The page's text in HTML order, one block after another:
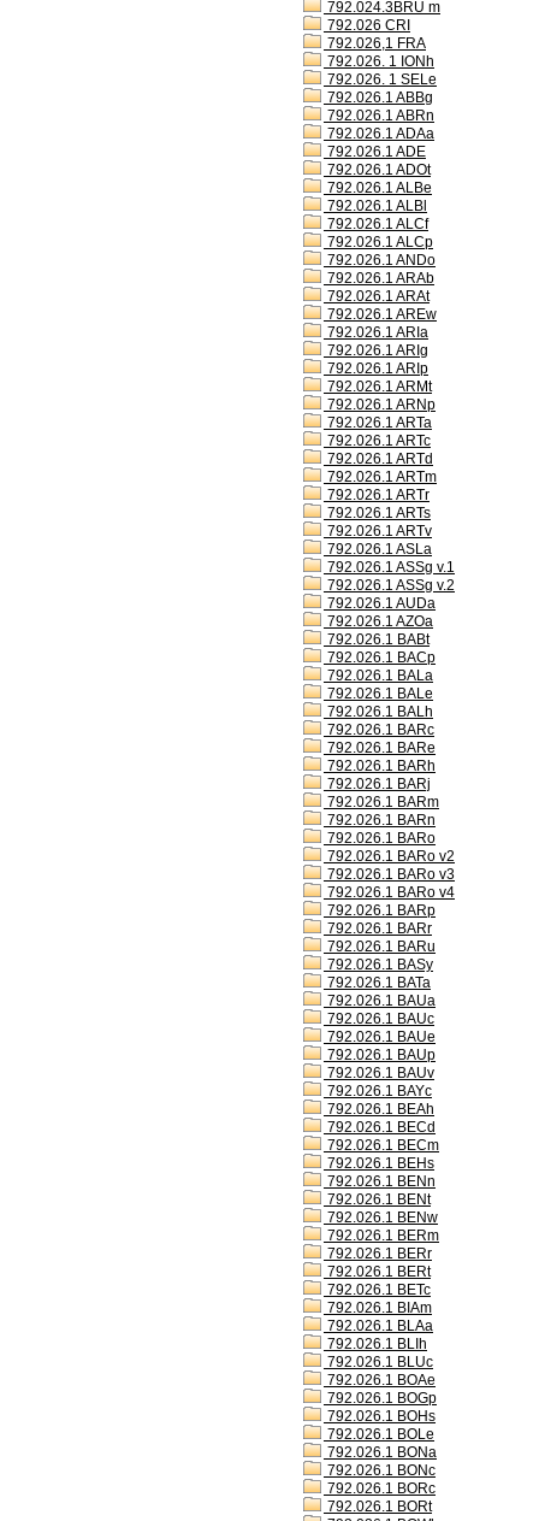
792.024.3BRU m
792.026 CRI
792.026,1 FRA
792.026. 1 IONh
792.026. 1 SELe
792.026.1 ABBg
792.026.1 ABRn
792.026.1 ADAa
792.026.1 ADE
792.026.1 ADOt
792.026.1 ALBe
792.026.1 ALBl
792.026.1 ALCf
792.026.1 ALCp
792.026.1 ANDo
792.026.1 ARAb
792.026.1 ARAt
792.026.1 AREw
792.026.1 ARIa
792.026.1 ARIg
792.026.1 ARIp
792.026.1 ARMt
792.026.1 ARNp
792.026.1 ARTa
792.026.1 ARTc
792.026.1 ARTd
792.026.1 ARTm
792.026.1 ARTr
792.026.1 ARTs
792.026.1 ARTv
792.026.1 ASLa
792.026.1 ASSg v.1
792.026.1 ASSg v.2
792.026.1 AUDa
792.026.1 AZOa
792.026.1 BABt
792.026.1 BACp
792.026.1 BALa
792.026.1 BALe
792.026.1 BALh
792.026.1 BARc
792.026.1 BARe
792.026.1 BARh
792.026.1 BARj
792.026.1 BARm
792.026.1 BARn
792.026.1 BARo
792.026.1 BARo v2
792.026.1 BARo v3
792.026.1 BARo v4
792.026.1 BARp
792.026.1 BARr
792.026.1 BARu
792.026.1 BASy
792.026.1 BATa
792.026.1 BAUa
792.026.1 BAUc
792.026.1 BAUe
792.026.1 BAUp
792.026.1 BAUv
792.026.1 BAYc
792.026.1 BEAh
792.026.1 BECd
792.026.1 BECm
792.026.1 BEHs
792.026.1 BENn
792.026.1 BENt
792.026.1 BENw
792.026.1 BERm
792.026.1 BERr
792.026.1 BERt
792.026.1 BETc
792.026.1 BIAm
792.026.1 BLAa
792.026.1 BLIh
792.026.1 BLUc
792.026.1 BOAe
792.026.1 BOGp
792.026.1 BOHs
792.026.1 BOLe
792.026.1 BONa
792.026.1 BONc
792.026.1 BORc
792.026.1 BORt